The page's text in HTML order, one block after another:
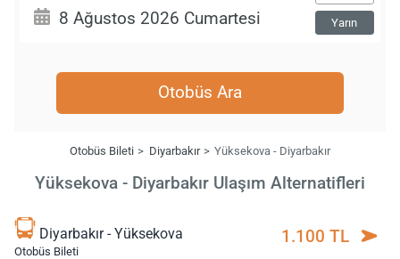
Yarın
Otobüs Ara
Otobüs Bileti Diyarbakır Yüksekova - Diyarbakır
Yüksekova - Diyarbakır Ulaşım Alternatifleri
Diyarbakır - Yüksekova
Otobüs Bileti
1.100 TL